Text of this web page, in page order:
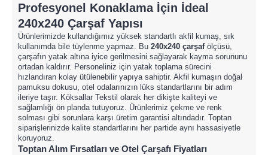
Profesyonel Konaklama İçin İdeal
240x240 Çarşaf Yapısı
Ürünlerimizde kullandığımız yüksek standartlı akfil kumaş, sık
kullanımda bile tüylenme yapmaz. Bu 240x240 çarşafölçüsü,
çarşafın yatak altına iyice gerilmesini sağlayarak kayma sorununu
ortadan kaldırır. Personeliniz için yatak toplama sürecini
hızlandıran kolay ütülenebilir yapıya sahiptir. Akfil kumaşın doğal
pamuksu dokusu, otel odalarınızın lüks standartlarını bir adım
ileriye taşır. Köksallar Tekstil olarak her dikişte kaliteyi ve
sağlamlığı ön planda tutuyoruz. Ürünlerimiz çekme ve renk
solması gibi sorunlara karşı üretim garantisi altındadır. Toptan
siparişlerinizde kalite standartlarını her partide aynı hassasiyetle
koruyoruz.
Toptan Alım Fırsatları ve Otel Çarşafı Fiyatları